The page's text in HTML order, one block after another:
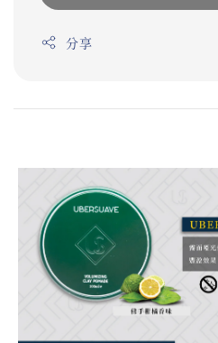
分享